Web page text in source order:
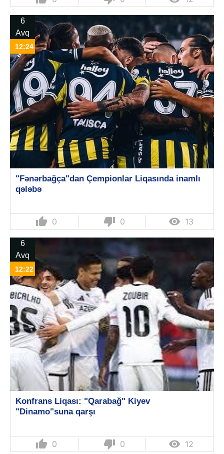
6
Avq
12:24
"Fənərbağça"dan Çempionlar Liqasında inamlı
qələbə
thumb_up 0 thumb_down 0  13
6
Avq
12:22
Konfrans Liqası: "Qarabağ" Kiyev
"Dinamo"suna qarşı
thumb_up 0 thumb_down 0  12